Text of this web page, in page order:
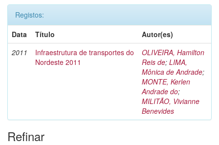
Registos:
Data
Título
Autor(es)
2011
Infraestrutura de transportes do
Nordeste 2011
OLIVEIRA, Hamilton
Reis de; LIMA,
Mônica de Andrade;
MONTE, Kerlen
Andrade do;
MILITÃO, Vivianne
Benevides
Refinar